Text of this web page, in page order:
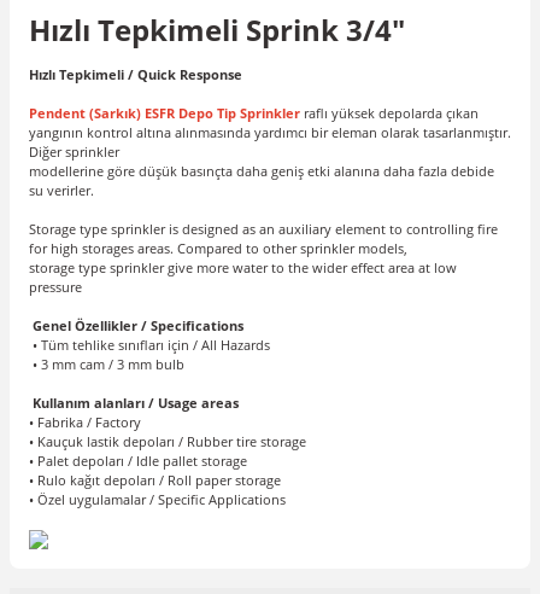
Hızlı Tepkimeli Sprink 3/4"
Hızlı Tepkimeli / Quick Response
Pendent (Sarkık) ESFR Depo Tip Sprinkler raflı yüksek depolarda çıkan
yangının kontrol altına alınmasında yardımcı bir eleman olarak tasarlanmıştır.
Diğer sprinkler
modellerine göre düşük basınçta daha geniş etki alanına daha fazla debide
su verirler.
Storage type sprinkler is designed as an auxiliary element to controlling fire
for high storages areas. Compared to other sprinkler models,
storage type sprinkler give more water to the wider effect area at low
pressure
Genel Özellikler / Specifications
• Tüm tehlike sınıfları için / All Hazards
• 3 mm cam / 3 mm bulb
Kullanım alanları / Usage areas
• Fabrika / Factory
• Kauçuk lastik depoları / Rubber tire storage
• Palet depoları / Idle pallet storage
• Rulo kağıt depoları / Roll paper storage
• Özel uygulamalar / Specific Applications